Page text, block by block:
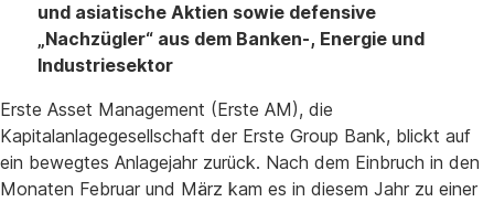
und asiatische Aktien sowie defensive
„Nachzügler“ aus dem Banken-, Energie und
Industriesektor
Erste Asset Management (Erste AM), die
Kapitalanlagegesellschaft der Erste Group Bank, blickt auf
ein bewegtes Anlagejahr zurück. Nach dem Einbruch in den
Monaten Februar und März kam es in diesem Jahr zu einer